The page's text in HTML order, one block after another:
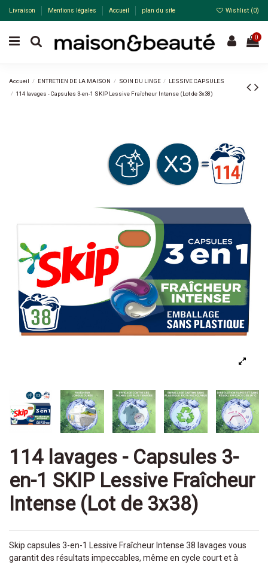
Livraison Mentions légales Accueil plan du site Wishlist (0)
0
Accueil ENTRETIEN DE LA MAISON SOIN DU LINGE
LESSIVE CAPSULES
114 lavages - Capsules 3-en-1 SKIP Lessive Fraîcheur Intense (Lot de 3x38)
114 lavages - Capsules 3-
en-1 SKIP Lessive Fraîcheur
Intense (Lot de 3x38)
Skip capsules 3-en-1 Lessive Fraîcheur Intense 38 lavages vous
garantit des résultats impeccables, même en cycle court et à